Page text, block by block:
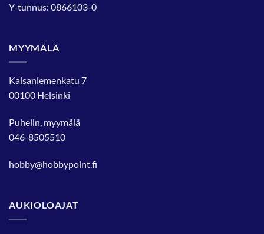
Y-tunnus: 0866103-0
MYYMÄLÄ
Kaisaniemenkatu 7
00100 Helsinki
Puhelin, myymälä
046-8505510
hobby@hobbypoint.fi
AUKIOLOAJAT